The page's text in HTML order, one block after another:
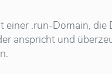
.run-Domain,
anspricht und